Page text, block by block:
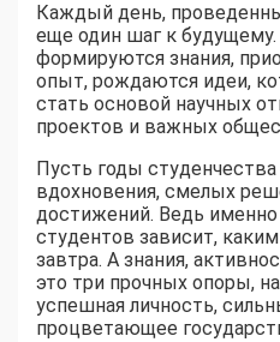
Каждый день,
еще один шаг к
формируются знания,
опыт, рождаются идеи,
стать основой научных
проектов и важных
Пусть годы
вдохновения, смелых
достижений. Ведь
студентов зависит,
завтра. А знания,
это три прочных опоры,
успешная личность,
процветающее